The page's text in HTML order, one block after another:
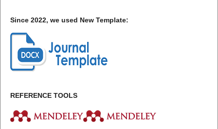
Since 2022, we used New Template:
REFERENCE TOOLS